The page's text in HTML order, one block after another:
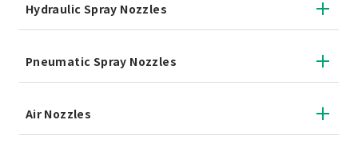
Hydraulic Spray Nozzles
Pneumatic Spray Nozzles
Air Nozzles